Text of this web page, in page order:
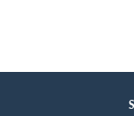
Footer